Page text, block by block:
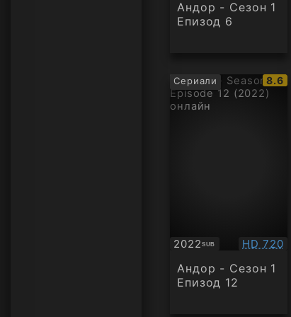
Андор - Сезон 1
Епизод 6
Сериали
IMDb
8.6
2022SUB
Субтитри HD 720
Андор - Сезон 1
Епизод 12